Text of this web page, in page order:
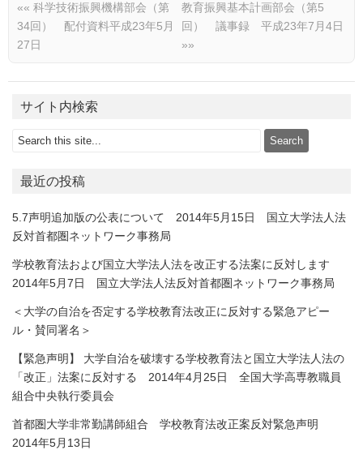
«« 科学技術振興機構部会（第
34回） 配付資料平成23年5月
27日
教育振興基本計画部会（第5
回） 議事録 平成23年7月4日
»»
サイト内検索
最近の投稿
5.7声明追加版の公表について 2014年5月15日 国立大学法人法
反対首都圏ネットワーク事務局
学校教育法および国立大学法人法を改正する法案に反対します
2014年5月7日 国立大学法人法反対首都圏ネットワーク事務局
＜大学の自治を否定する学校教育法改正に反対する緊急アピー
ル・賛同署名＞
【緊急声明】 大学自治を破壊する学校教育法と国立大学法人法の
「改正」法案に反対する 2014年4月25日 全国大学高専教職員
組合中央執行委員会
首都圏大学非常勤講師組合 学校教育法改正案反対緊急声明
2014年5月13日